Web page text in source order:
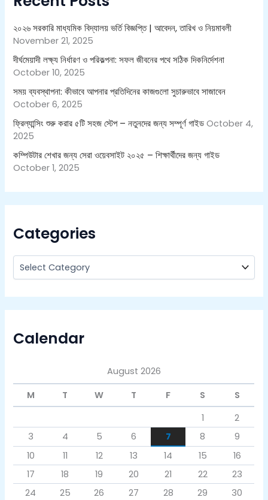
r
:
২০২৬ সরকারি মাধ্যমিক বিদ্যালয় ভর্তি বিজ্ঞপ্তি | আবেদন, তারিখ ও নিয়মাবলী
November 21, 2025
দীর্ঘমেয়াদী লক্ষ্য নির্ধারণ ও পরিকল্পনা: সফল জীবনের পথে সঠিক দিকনির্দেশনা
October 10, 2025
সময় ব্যবস্থাপনা: কীভাবে আপনার প্রতিদিনের কাজগুলো সুচারুভাবে সাজাবেন
October 6, 2025
ফ্রিল্যান্সিং শুরু করার ৫টি সহজ স্টেপ – নতুনদের জন্য সম্পূর্ণ গাইড October 4,
2025
কম্পিউটার শেখার জন্য সেরা ওয়েবসাইট ২০২৫ – শিক্ষার্থীদের জন্য গাইড
October 1, 2025
Categories
Calendar
August 2026
M
T W T F S
S
1
2
3
4 5 6 7 8
9
10
11 12 13 14 15
16
17
18 19 20 21 22
23
24
25 26 27 28 29
30